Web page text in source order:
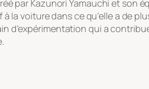
par Kazunori Yamauchi et son
la voiture dans ce qu’elle a de
d’expérimentation qui a